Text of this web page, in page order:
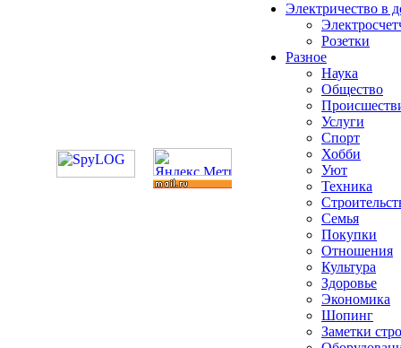
Электричество в
Розетки
Разное
Наука
Общество
Услуги
Спорт
Хобби
Уют
Техника
Семья
Покупки
Отношения
Культура
Здоровье
Экономика
Шопинг
Заметки